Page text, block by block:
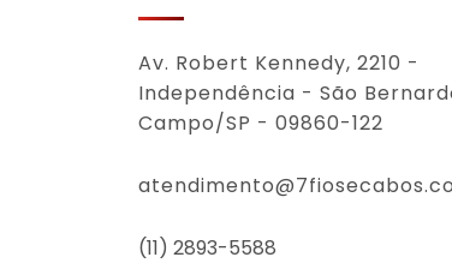
Av. Robert Kennedy, 2210 -
Independência - São
Campo/SP - 09860-122
(11) 2893-5588